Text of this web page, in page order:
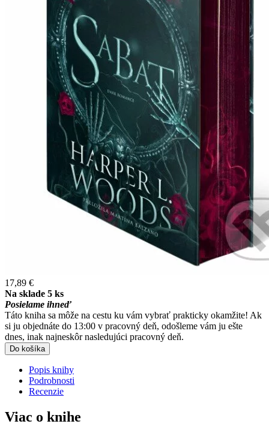
17,89 €
Na sklade 5 ks
Posielame ihneď
Táto kniha sa môže na cestu ku vám vybrať prakticky okamžite! Ak
si ju objednáte do 13:00 v pracovný deň, odošleme vám ju ešte
dnes, inak najneskôr nasledujúci pracovný deň.
Do košíka
Popis knihy
Podrobnosti
Recenzie
Viac o knihe